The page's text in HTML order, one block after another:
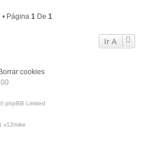
• Página 1De 1
Ir A
cookies
phpBB Limited
v12mike